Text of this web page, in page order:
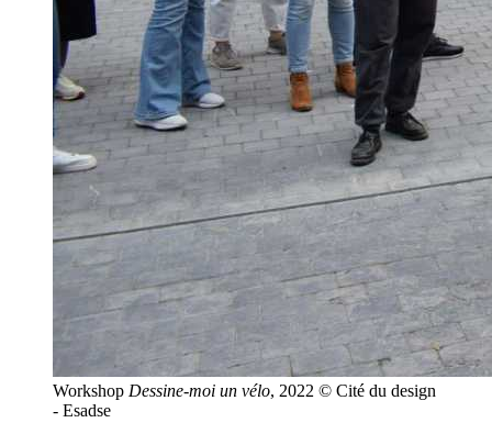
Workshop Dessine-moi un vélo, 2022 © Cité du design
- Esadse